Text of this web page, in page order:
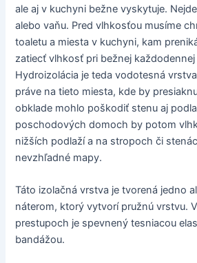
ale aj v kuchyni bežne vyskytuje.
alebo vaňu. Pred vlhkosťou musíme
toaletu a miesta v kuchyni, kam
zatiecť vlhkosť pri bežnej
Hydroizolácia je teda vodotesná
práve na tieto miesta, kde by
obklade mohlo poškodiť stenu aj
poschodových domoch by potom
nižších podlaží a na stropoch či
nevzhľadné mapy.
Táto izolačná vrstva je tvorená jedno
náterom, ktorý vytvorí pružnú vrstvu.
prestupoch je spevnený tesniacou
bandážou.